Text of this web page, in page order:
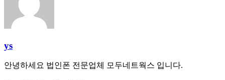
ys
안녕하세요 법인폰 전문업체 모두네트웍스 입니다.